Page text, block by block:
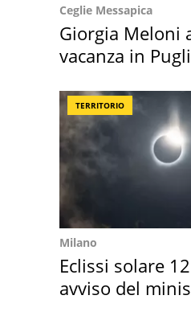
Ceglie Messapica
Giorgia Meloni
vacanza in
TERRITORIO
Milano
Eclissi solare
avviso del